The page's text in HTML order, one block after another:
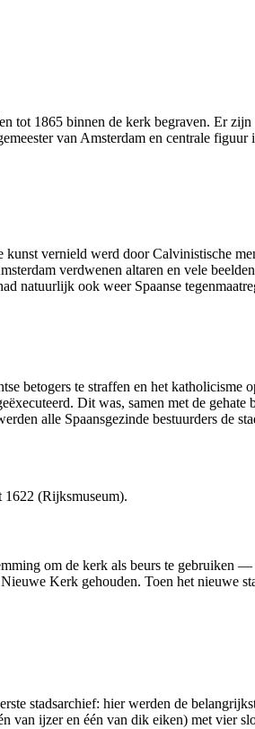
tot 1865 binnen de kerk begraven. Er
van Amsterdam en centrale
vernield werd door Calvinis­tische
verdwenen altaren en vele
natuurlijk ook weer Spaanse
betogers te straffen en het katholicisme
Dit was, samen met de
alle Spaans­gezinde bestuurders de
(Rijksmuseum).
om de kerk als beurs te gebruiken
Kerk gehouden. Toen het nieuwe
stads­archief: hier werden de
van ijzer en één van dik eiken) met vier